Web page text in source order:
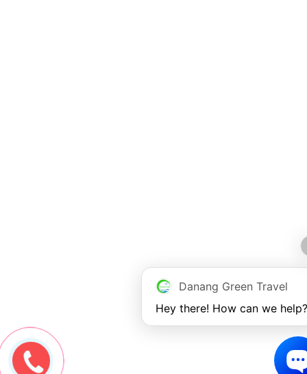
Danang Green Travel
Hey there! How can we help?